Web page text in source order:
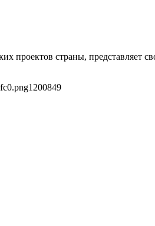
проектов страны, представляет
1200849